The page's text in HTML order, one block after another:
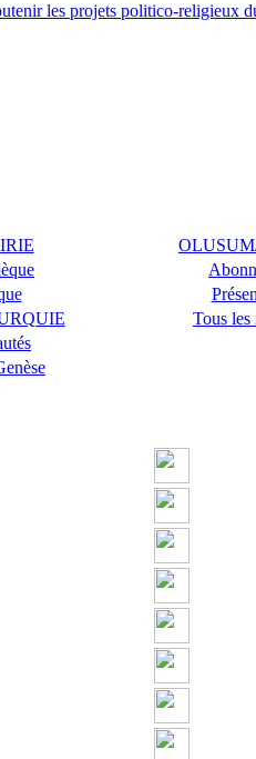
les projets politico-religieux
Tous les